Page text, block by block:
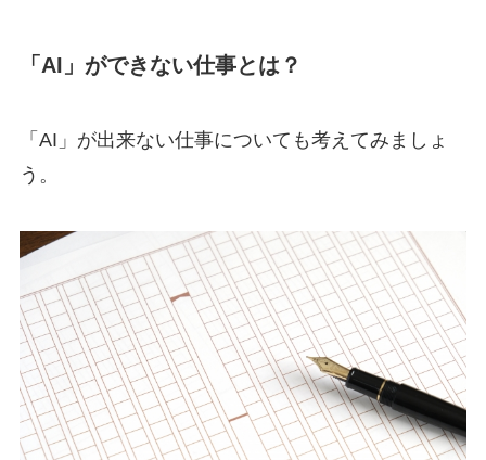
「AI」ができない仕事とは？
「AI」が出来ない仕事についても考えてみましょ
う。